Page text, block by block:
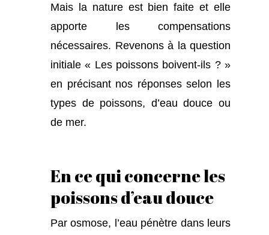
Mais la nature est bien faite et elle
apporte les compensations
nécessaires. Revenons à la question
initiale « Les poissons boivent-ils ? »
en précisant nos réponses selon les
types de poissons, d’eau douce ou
de mer.
En ce qui concerne les
poissons d’eau douce
Par osmose, l’eau pénètre dans leurs